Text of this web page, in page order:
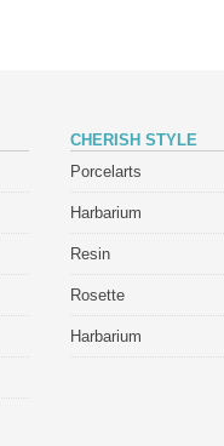
CHERISH STYLE
Porcelarts
Harbarium
Resin
Rosette
Harbarium